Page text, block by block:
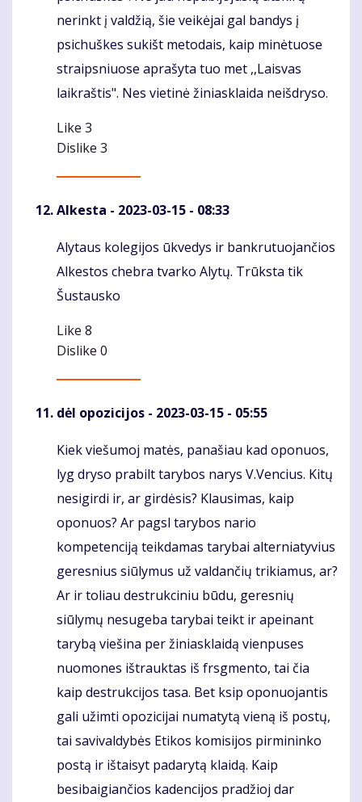
nerinkt į valdžią, šie veikėjai gal bandys į
psichuškes sukišt metodais, kaip minėtuose
straipsniuose aprašyta tuo met ,,Laisvas
laikraštis". Nes vietinė žiniasklaida neišdryso.
Like 3
Dislike 3
Alkesta - 2023-03-15 - 08:33
Komentaras
Alytaus kolegijos ūkvedys ir bankrutuojančios
Alkestos chebra tvarko Alytų. Trūksta tik
Šustausko
Like 8
Dislike 0
dėl opozicijos - 2023-03-15 - 05:55
Komentaras
Kiek viešumoj matės, panašiau kad oponuos,
lyg dryso prabilt tarybos narys V.Vencius. Kitų
nesigirdi ir, ar girdėsis? Klausimas, kaip
oponuos? Ar pagsl tarybos nario
kompetenciją teikdamas tarybai alterniatyvius
geresnius siūlymus už valdančių trikiamus, ar?
Ar ir toliau destrukciniu būdu, geresnių
siūlymų nesugeba tarybai teikt ir apeinant
tarybą viešina per žiniasklaidą vienpuses
nuomones ištrauktas iš frsgmento, tai čia
kaip destrukcijos tasa. Bet ksip oponuojantis
gali užimti opozicijai numatytą vieną iš postų,
tai savivaldybės Etikos komisijos pirmininko
postą ir ištaisyt padarytą klaidą. Kaip
besibaigiančios kadencijos pradžioj dar